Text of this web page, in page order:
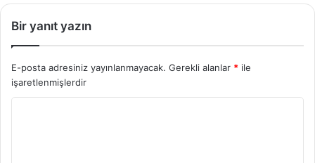
Bir yanıt yazın
E-posta adresiniz yayınlanmayacak. Gerekli alanlar * ile
işaretlenmişlerdir